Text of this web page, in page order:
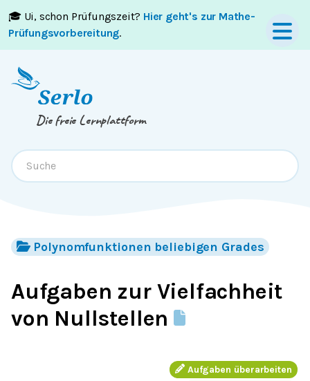
🎓 Ui, schon Prüfungszeit? Hier geht's zur Mathe-
Prüfungsvorbereitung.
Springe zumInhaltoderFooter
Die freie Lernplattform
Polynomfunktionen beliebigen Grades
Aufgaben zur Vielfachheit
von Nullstellen
Aufgaben überarbeiten